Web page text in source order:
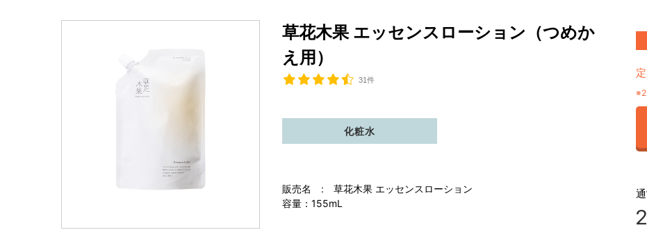
草花木果 エッセンスローション（つめか
え用）
31件
販売名 : 草花木果 エッセンスローション
容量：155mL
化粧水